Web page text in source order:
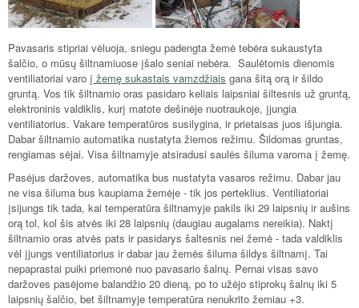
Pavasaris stipriai vėluoja, sniegu padengta žemė tebėra sukaustyta
šalčio, o mūsų šiltnamiuose įšalo seniai nebėra. Saulėtomis dienomis
ventiliatoriai varo į žemę sukastais vamzdžiais gana šitą orą ir šildo
gruntą. Vos tik šiltnamio oras pasidaro keliais laipsniai šiltesnis už gruntą,
elektroninis valdiklis, kurį matote dešinėje nuotraukoje, įjungia
ventiliatorius. Vakare temperatūros susilygina, ir prietaisas juos išjungia.
Dabar šiltnamio automatika nustatyta žiemos režimu. Šildomas gruntas,
rengiamas sėjai. Visa šiltnamyje atsiradusi saulės šiluma varoma į žemę.
Pasėjus daržoves, automatika bus nustatyta vasaros režimu. Dabar jau
ne visa šiluma bus kaupiama žemėje - tik jos perteklius. Ventiliatoriai
įsijungs tik tada, kai temperatūra šiltnamyje pakils iki 29 laipsnių ir aušins
orą tol, kol šis atvės iki 28 laipsnių (daugiau augalams nereikia). Naktį
šiltnamio oras atvės pats ir pasidarys šaltesnis nei žemė - tada valdiklis
vėl įjungs ventiliatorius ir dabar jau žemės šiluma šildys šiltnamį. Tai
nepaprastai puiki priemonė nuo pavasario šalnų. Pernai visas savo
daržoves pasėjome balandžio 20 dieną, po to užėjo stiprokų šalnų iki 5
laipsnių šalčio, bet šiltnamyje temperatūra nenukrito žemiau +3.